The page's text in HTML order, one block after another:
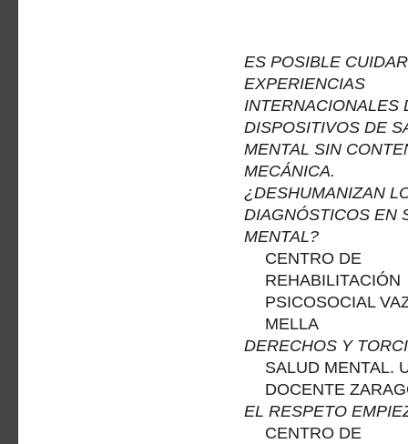
ES POSIBLE
EXPERIENCIAS
INTERNACIONALES
DISPOSITIVOS DE
MENTAL SIN
MECÁNICA.
¿DESHUMANIZAN
DIAGNÓSTICOS EN
MENTAL?
CENTRO DE
REHABILITACIÓN
PSICOSOCIAL
MELLA
DERECHOS Y
SALUD MENTAL.
DOCENTE
EL RESPETO
CENTRO DE